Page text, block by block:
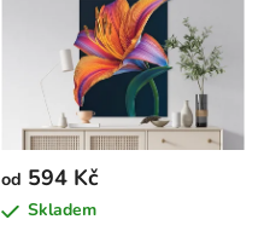
od 594 Kč
Skladem